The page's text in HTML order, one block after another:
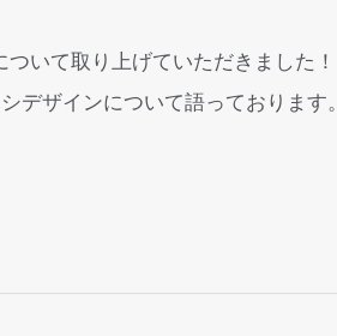
いて取り上げていただきました！
デザインについて語っております。